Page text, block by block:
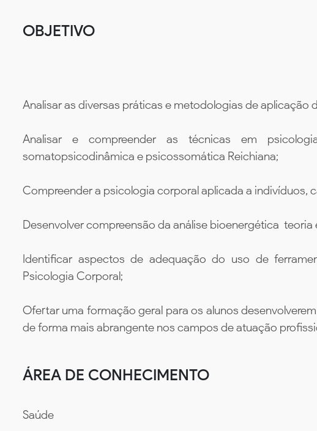
OBJETIVO
Analisar as diversas práticas e metodologias de aplicação
Analisar e compreender as técnicas em
somatopsicodinâmica e psicossomática Reichiana;
Compreender a psicologia corporal aplicada a indivíduos,
Desenvolver compreensão da análise bioenergética  teoria
Identificar aspectos de adequação do uso de
Psicologia Corporal;
Ofertar uma formação geral para os alunos
de forma mais abrangente nos campos de atuação
ÁREA DE CONHECIMENTO
Saúde